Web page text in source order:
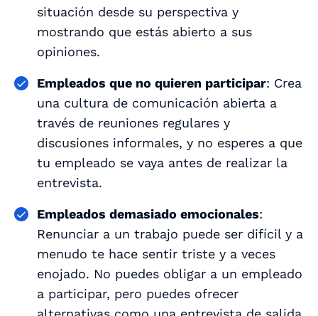
situación desde su perspectiva y
mostrando que estás abierto a sus
opiniones.
Empleados que no quieren participar: Crea
una cultura de comunicación abierta a
través de reuniones regulares y
discusiones informales, y no esperes a que
tu empleado se vaya antes de realizar la
entrevista.
Empleados demasiado emocionales:
Renunciar a un trabajo puede ser difícil y a
menudo te hace sentir triste y a veces
enojado. No puedes obligar a un empleado
a participar, pero puedes ofrecer